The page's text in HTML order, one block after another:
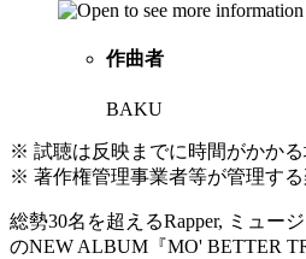
作曲者
BAKU
※ 試聴は反映までに時間がかかる
※ 著作権管理事業者等が管理する
総勢30名を超えるRapper, ミュー
のNEW ALBUM『MO' BETTER